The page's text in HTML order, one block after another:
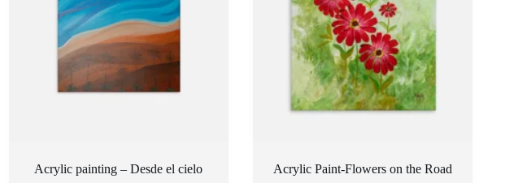
Acrylic painting – Desde el cielo Acrylic Paint-Flowers on the Road